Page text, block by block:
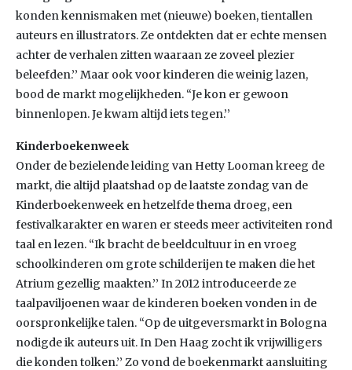
konden kennismaken met (nieuwe) boeken, tientallen
auteurs en illustrators. Ze ontdekten dat er echte mensen
achter de verhalen zitten waaraan ze zoveel plezier
beleefden.’’ Maar ook voor kinderen die weinig lazen,
bood de markt mogelijkheden. “Je kon er gewoon
binnenlopen. Je kwam altijd iets tegen.’’
Kinderboekenweek
Onder de bezielende leiding van Hetty Looman kreeg de
markt, die altijd plaatshad op de laatste zondag van de
Kinderboekenweek en hetzelfde thema droeg, een
festivalkarakter en waren er steeds meer activiteiten rond
taal en lezen. “Ik bracht de beeldcultuur in en vroeg
schoolkinderen om grote schilderijen te maken die het
Atrium gezellig maakten.’’ In 2012 introduceerde ze
taalpaviljoenen waar de kinderen boeken vonden in de
oorspronkelijke talen. “Op de uitgeversmarkt in Bologna
nodigde ik auteurs uit. In Den Haag zocht ik vrijwilligers
die konden tolken.’’ Zo vond de boekenmarkt aansluiting